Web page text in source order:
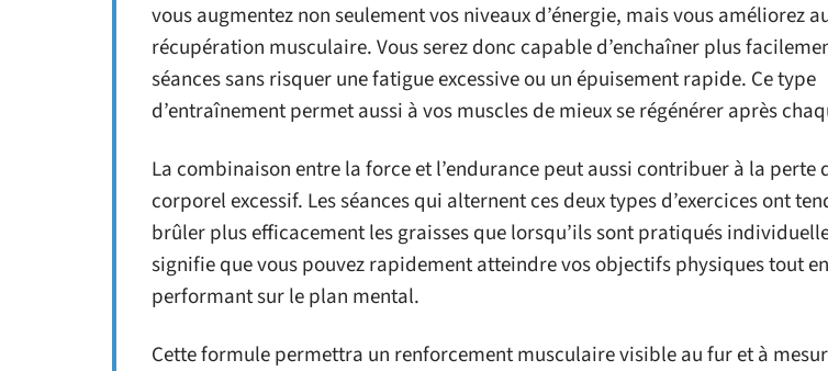
vous augmentez non seulement vos niveaux d’énergie, mais vous améliorez
récupération musculaire. Vous serez donc capable d’enchaîner plus
séances sans risquer une fatigue excessive ou un épuisement rapide. Ce type
d’entraînement permet aussi à vos muscles de mieux se régénérer après
La combinaison entre la force et l’endurance peut aussi contribuer à la perte
corporel excessif. Les séances qui alternent ces deux types d’exercices ont
brûler plus efficacement les graisses que lorsqu’ils sont pratiqués
signifie que vous pouvez rapidement atteindre vos objectifs physiques tout
performant sur le plan mental.
Cette formule permettra un renforcement musculaire visible au fur et à